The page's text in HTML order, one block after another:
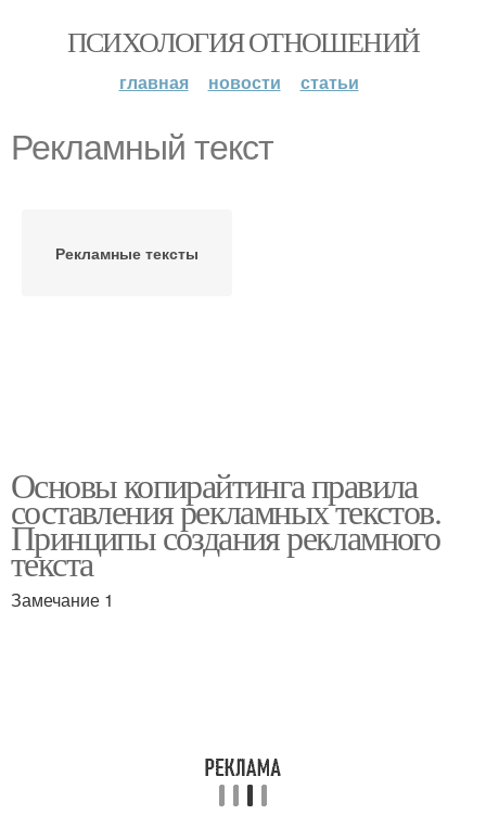
ПСИХОЛОГИЯ ОТНОШЕНИЙ
главная новости статьи
Рекламный текст
Рекламные тексты
Основы копирайтинга правила
составления рекламных текстов.
Принципы создания рекламного
текста
Замечание 1